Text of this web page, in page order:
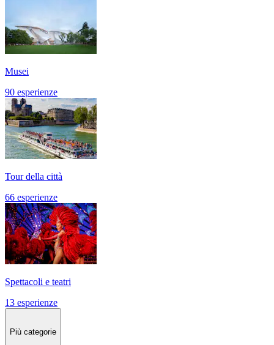
Musei
90 esperienze
Tour della città
66 esperienze
Spettacoli e teatri
13 esperienze
Più categorie